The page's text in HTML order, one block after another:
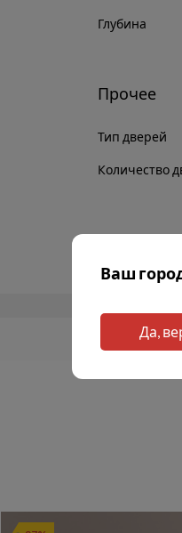
Глубина
Прочее
Тип дверей
Количество
Ваш
Да,